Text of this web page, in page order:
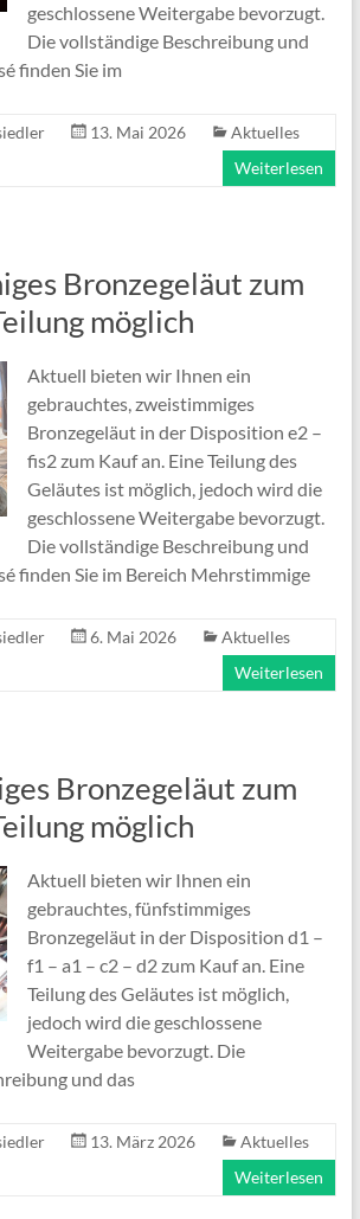
geschlossene Weitergabe bevorzugt.
Die vollständige Beschreibung und
finden Sie im
13. Mai 2026
Aktuelles
Weiterlesen
Bronzegeläut zum
möglich
Aktuell bieten wir Ihnen ein
gebrauchtes, zweistimmiges
Bronzegeläut in der Disposition e2 –
fis2 zum Kauf an. Eine Teilung des
Geläutes ist möglich, jedoch wird die
geschlossene Weitergabe bevorzugt.
Die vollständige Beschreibung und
finden Sie im Bereich Mehrstimmige
6. Mai 2026
Aktuelles
Weiterlesen
Bronzegeläut zum
möglich
Aktuell bieten wir Ihnen ein
gebrauchtes, fünfstimmiges
Bronzegeläut in der Disposition d1 –
f1 – a1 – c2 – d2 zum Kauf an. Eine
Teilung des Geläutes ist möglich,
jedoch wird die geschlossene
Weitergabe bevorzugt. Die
und das
13. März 2026
Aktuelles
Weiterlesen